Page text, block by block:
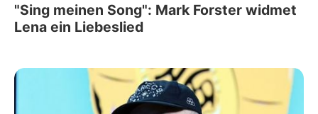
"Sing meinen Song": Mark Forster widmet
Lena ein Liebeslied